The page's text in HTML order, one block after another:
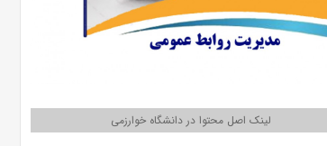
لینک اصل محتوا در دانشگاه خوارزمی